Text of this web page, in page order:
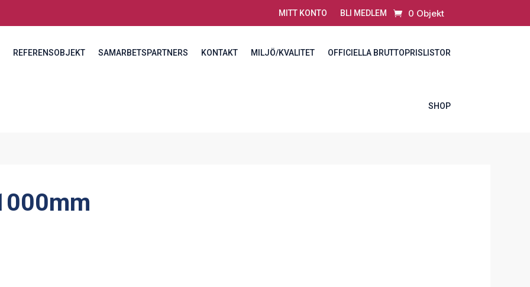
MITT KONTO BLI MEDLEM 0 Objekt
REFERENSOBJEKT SAMARBETSPARTNERS KONTAKT MILJÖ/KVALITET OFFICIELLA BRUTTOPRISLISTOR
SHOP